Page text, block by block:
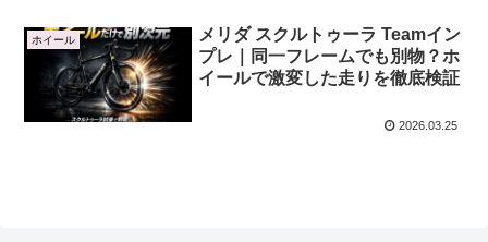
ホイール
メリダ スクルトゥーラ Teamイン
プレ｜同一フレームでも別物？ホ
イールで激変した走りを徹底検証
2026.03.25